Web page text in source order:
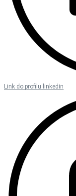
Link do profilu linkedin